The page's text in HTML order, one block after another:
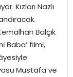
Kızları Nazlı
Balçık
Baba’ filmi,
Mustafa ve